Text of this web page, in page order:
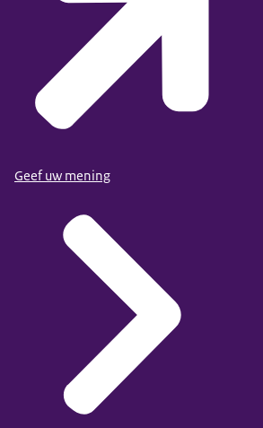
Geef uw mening